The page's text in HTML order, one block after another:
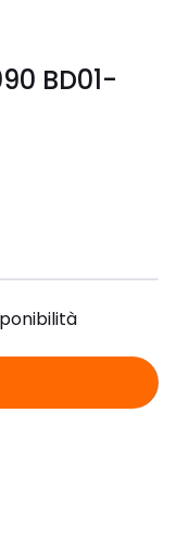
BD01-